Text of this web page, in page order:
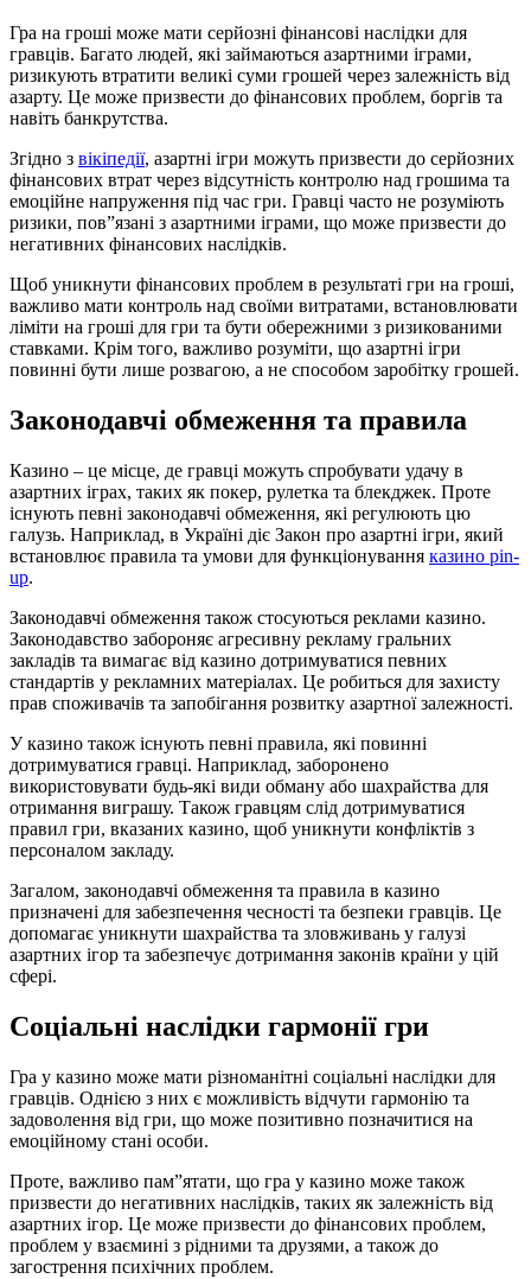
Гра на гроші може мати серйозні фінансові наслідки для
гравців. Багато людей, які займаються азартними іграми,
ризикують втратити великі суми грошей через залежність від
азарту. Це може призвести до фінансових проблем, боргів та
навіть банкрутства.
Згідно з вікіпедії, азартні ігри можуть призвести до серйозних
фінансових втрат через відсутність контролю над грошима та
емоційне напруження під час гри. Гравці часто не розуміють
ризики, пов”язані з азартними іграми, що може призвести до
негативних фінансових наслідків.
Щоб уникнути фінансових проблем в результаті гри на гроші,
важливо мати контроль над своїми витратами, встановлювати
ліміти на гроші для гри та бути обережними з ризикованими
ставками. Крім того, важливо розуміти, що азартні ігри
повинні бути лише розвагою, а не способом заробітку грошей.
Законодавчі обмеження та правила
Казино – це місце, де гравці можуть спробувати удачу в
азартних іграх, таких як покер, рулетка та блекджек. Проте
існують певні законодавчі обмеження, які регулюють цю
галузь. Наприклад, в Україні діє Закон про азартні ігри, який
встановлює правила та умови для функціонування казино pin-
up.
Законодавчі обмеження також стосуються реклами казино.
Законодавство забороняє агресивну рекламу гральних
закладів та вимагає від казино дотримуватися певних
стандартів у рекламних матеріалах. Це робиться для захисту
прав споживачів та запобігання розвитку азартної залежності.
У казино також існують певні правила, які повинні
дотримуватися гравці. Наприклад, заборонено
використовувати будь-які види обману або шахрайства для
отримання виграшу. Також гравцям слід дотримуватися
правил гри, вказаних казино, щоб уникнути конфліктів з
персоналом закладу.
Загалом, законодавчі обмеження та правила в казино
призначені для забезпечення чесності та безпеки гравців. Це
допомагає уникнути шахрайства та зловживань у галузі
азартних ігор та забезпечує дотримання законів країни у цій
сфері.
Соціальні наслідки гармонії гри
Гра у казино може мати різноманітні соціальні наслідки для
гравців. Однією з них є можливість відчути гармонію та
задоволення від гри, що може позитивно позначитися на
емоційному стані особи.
Проте, важливо пам”ятати, що гра у казино може також
призвести до негативних наслідків, таких як залежність від
азартних ігор. Це може призвести до фінансових проблем,
проблем у взаємині з рідними та друзями, а також до
загострення психічних проблем.